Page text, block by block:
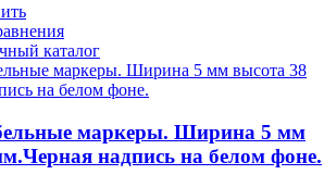
каталог
маркеры. Ширина 5 мм
надпись на белом фоне.